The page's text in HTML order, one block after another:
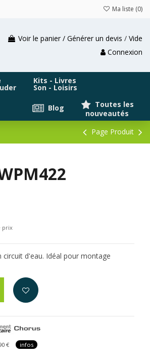
Ma liste (0)
Voir le panier / Générer un devis / Vide
Connexion
Kits - Livres
Son - Loisirs
Toutes les
nouveautés
Blog
Page Produit
prix
d'eau. Idéal pour montage
€ infos